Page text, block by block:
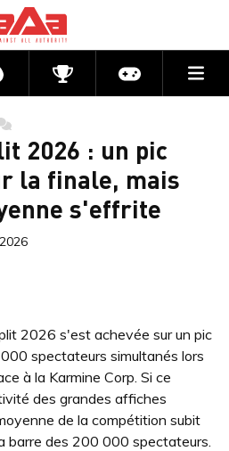
CompétitionsActu jeux
2026 : un pic
la finale, mais
s'effrite
AUX
2026 s'est achevée sur un pic
spectateurs simultanés lors
à la Karmine Corp. Si ce
des grandes affiches
de la compétition subit
barre des 200 000 spectateurs.